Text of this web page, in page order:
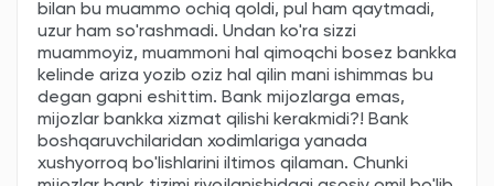
bilan bu muammo ochiq qoldi, pul ham qaytmadi,
uzur ham so'rashmadi. Undan ko'ra sizzi
muammoyiz, muammoni hal qimoqchi bosez bankka
kelinde ariza yozib oziz hal qilin mani ishimmas bu
degan gapni eshittim. Bank mijozlarga emas,
mijozlar bankka xizmat qilishi kerakmidi?! Bank
boshqaruvchilaridan xodimlariga yanada
xushyorroq bo'lishlarini iltimos qilaman. Chunki